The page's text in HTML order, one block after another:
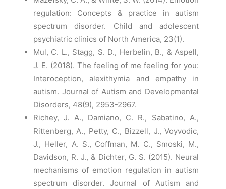
regulation: Concepts & practice in autism
spectrum disorder. Child and adolescent
psychiatric clinics of North America, 23(1).
Mul, C. L., Stagg, S. D., Herbelin, B., & Aspell,
J. E. (2018). The feeling of me feeling for you:
Interoception, alexithymia and empathy in
autism. Journal of Autism and Developmental
Disorders, 48(9), 2953-2967.
Richey, J. A., Damiano, C. R., Sabatino, A.,
Rittenberg, A., Petty, C., Bizzell, J., Voyvodic,
J., Heller, A. S., Coffman, M. C., Smoski, M.,
Davidson, R. J., & Dichter, G. S. (2015). Neural
mechanisms of emotion regulation in autism
spectrum disorder. Journal of Autism and